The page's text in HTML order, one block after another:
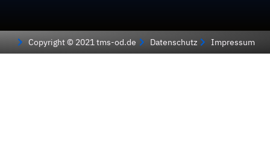
Copyright © 2021 tms-od.de Datenschutz Impressum